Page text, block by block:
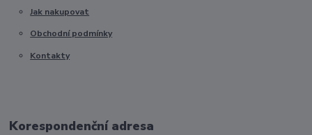
Jak nakupovat
Obchodní podmínky
Kontakty
Korespondenční adresa